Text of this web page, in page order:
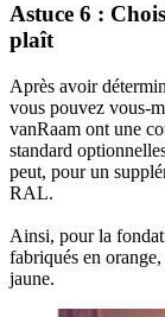
Astuce 6 :
plaît
Après avoir
vous pouvez vous-
vanRaam ont une
standard
peut, pour un
RAL.
Ainsi, pour la
fabriqués en
jaune.